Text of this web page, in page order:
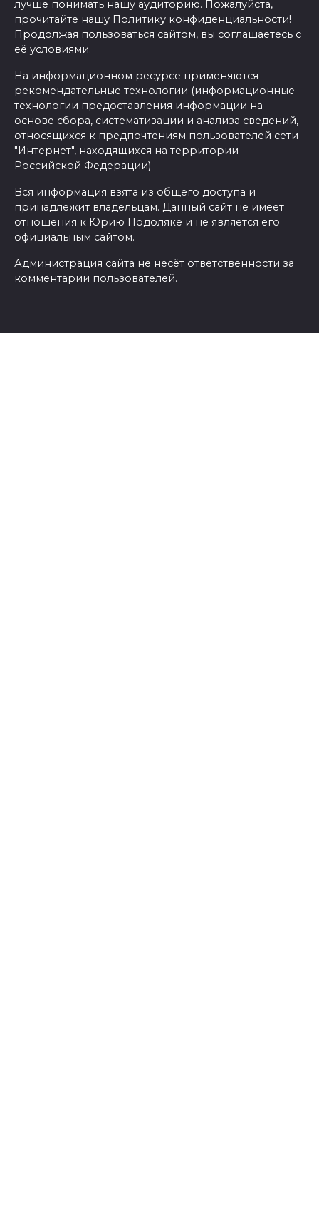
лучше понимать нашу аудиторию. Пожалуйста,
прочитайте нашу Политику конфиденциальности!
Продолжая пользоваться сайтом, вы соглашаетесь с
её условиями.
На информационном ресурсе применяются
рекомендательные технологии (информационные
технологии предоставления информации на
основе сбора, систематизации и анализа сведений,
относящихся к предпочтениям пользователей сети
"Интернет", находящихся на территории
Российской Федерации)
Вся информация взята из общего доступа и
принадлежит владельцам. Данный сайт не имеет
отношения к Юрию Подоляке и не является его
официальным сайтом.
Администрация сайта не несёт ответственности за
комментарии пользователей.